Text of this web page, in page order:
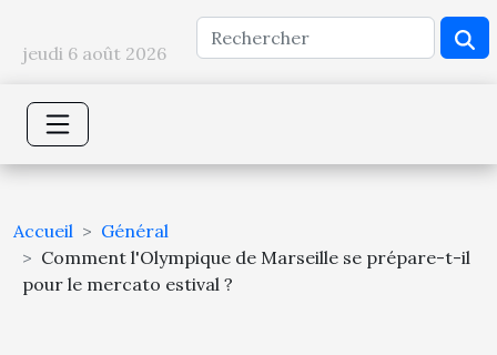
jeudi 6 août 2026
Accueil
Général
Comment l'Olympique de Marseille se prépare-t-il
pour le mercato estival ?